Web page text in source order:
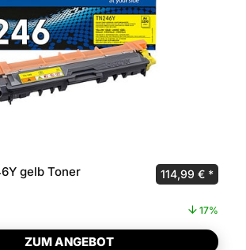
brother TN-246Y gelb Toner Ursprünglicher
114,99 €
17%
ZUM ANGEBOT